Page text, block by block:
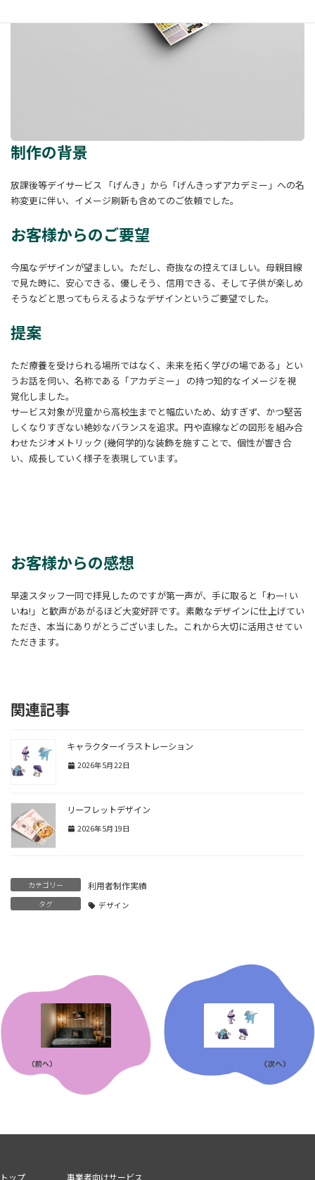
制作の背景
放課後等デイサービス 「げんき」から「げんきっずアカデミー」への名
称変更に伴い、イメージ刷新も含めてのご依頼でした。
お客様からのご要望
今風なデザインが望ましい。ただし、奇抜なの控えてほしい。母親目線
で見た時に、安心できる、優しそう、信用できる、そして子供が楽しめ
そうなどと思ってもらえるようなデザインというご要望でした。
提案
ただ療養を受けられる場所ではなく、未来を拓く学びの場である」とい
うお話を伺い、名称である「アカデミー」 の持つ知的なイメージを視
覚化しました。
サービス対象が児童から高校生までと幅広いため、幼すぎず、かつ堅苦
しくなりすぎない絶妙なバランスを追求。円や直線などの図形を組み合
わせたジオメトリック (幾何学的)な装飾を施すことで、個性が響き合
い、成長していく様子を表現しています。
お客様からの感想
早速スタッフ一同で拝見したのですが第一声が、手に取ると「わー! い
いね!」と歓声があがるほど大変好評です。素敵なデザインに仕上げてい
ただき、本当にありがとうございました。これから大切に活用させてい
ただきます。
関連記事
キャラクターイラストレーション
2026年5月22日
リーフレットデザイン
2026年5月19日
カテゴリー 利用者制作実績
タグ デザイン
トップ 事業者向けサービス